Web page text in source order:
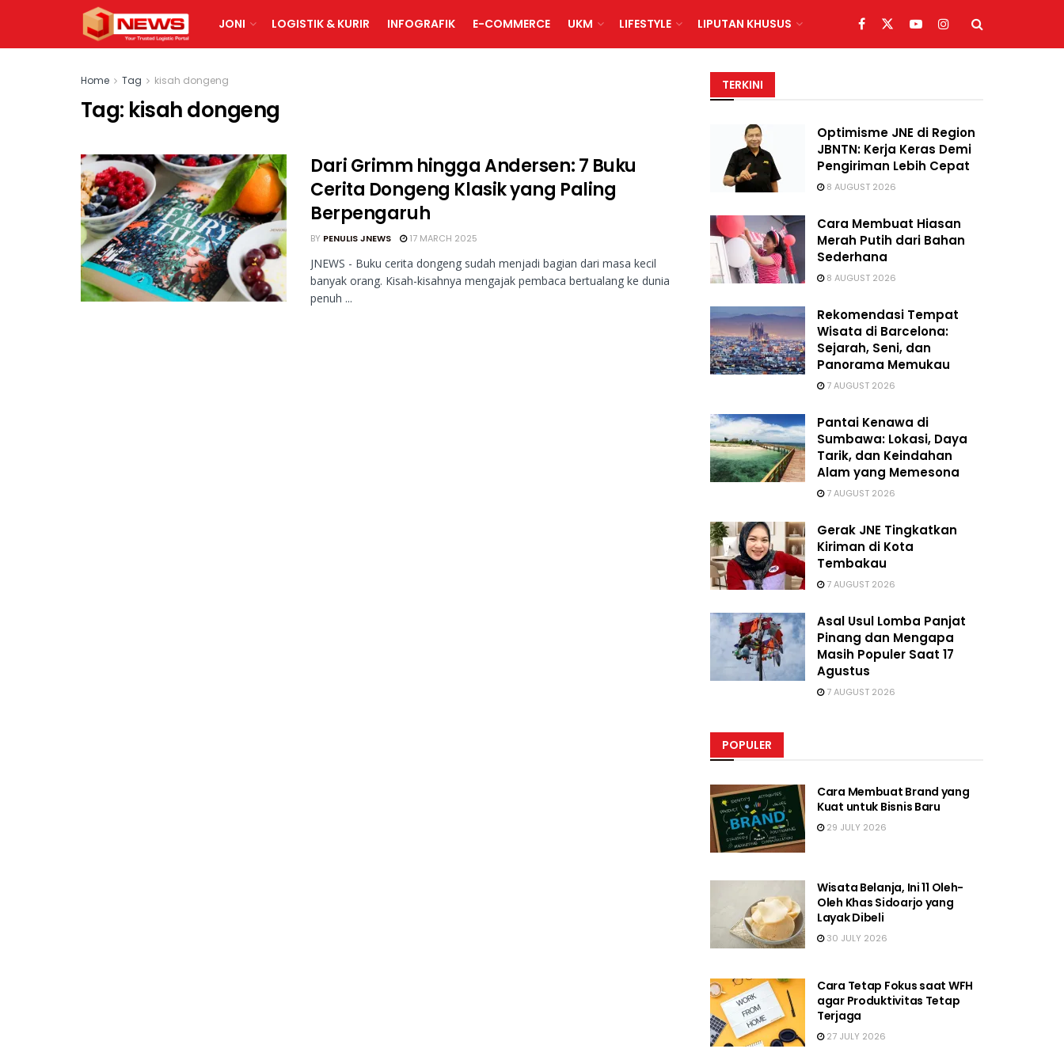
JONI LOGISTIK & KURIR INFOGRAFIK E-COMMERCE UKM LIFESTYLE LIPUTAN KHUSUS
Home Tag kisah dongeng
Tag: kisah dongeng
Dari Grimm hingga Andersen: 7 Buku
Cerita Dongeng Klasik yang Paling
Berpengaruh
BY PENULIS JNEWS 17 MARCH 2025
JNEWS - Buku cerita dongeng sudah menjadi bagian dari masa kecil
banyak orang. Kisah-kisahnya mengajak pembaca bertualang ke dunia
penuh ...
TERKINI
Optimisme JNE di Region
JBNTN: Kerja Keras Demi
Pengiriman Lebih Cepat
8 AUGUST 2026
Cara Membuat Hiasan
Merah Putih dari Bahan
Sederhana
8 AUGUST 2026
Rekomendasi Tempat
Wisata di Barcelona:
Sejarah, Seni, dan
Panorama Memukau
7 AUGUST 2026
Pantai Kenawa di
Sumbawa: Lokasi, Daya
Tarik, dan Keindahan
Alam yang Memesona
7 AUGUST 2026
Gerak JNE Tingkatkan
Kiriman di Kota
Tembakau
7 AUGUST 2026
Asal Usul Lomba Panjat
Pinang dan Mengapa
Masih Populer Saat 17
Agustus
7 AUGUST 2026
POPULER
Cara Membuat Brand yang
Kuat untuk Bisnis Baru
29 JULY 2026
Wisata Belanja, Ini 11 Oleh-
Oleh Khas Sidoarjo yang
Layak Dibeli
30 JULY 2026
Cara Tetap Fokus saat WFH
agar Produktivitas Tetap
Terjaga
27 JULY 2026